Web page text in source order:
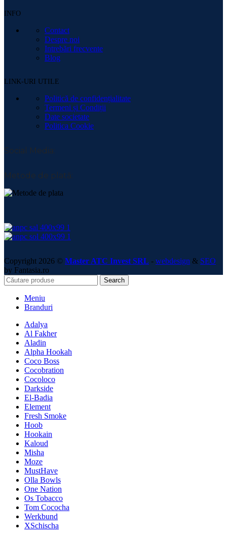
INFO
Contact
Despre noi
Intrebări frecvente
Blog
LINK-URI UTILE
Politică de confidențialitate
Termeni și Condiții
Date societate
Politica Cookie
Social Media:
Metode de plată:
Copyright 2026 © Master ATC Invest SRL - webdesign & SEO
by Fantasia.ro
Search
Meniu
Branduri
Adalya
Al Fakher
Aladin
Alpha Hookah
Coco Boss
Cocobration
Cocoloco
Darkside
El-Badia
Element
Fresh Smoke
Hoob
Hookain
Kaloud
Misha
Moze
MustHave
Olla Bowls
One Nation
Os Tobacco
Tom Cococha
Werkbund
XSchischa